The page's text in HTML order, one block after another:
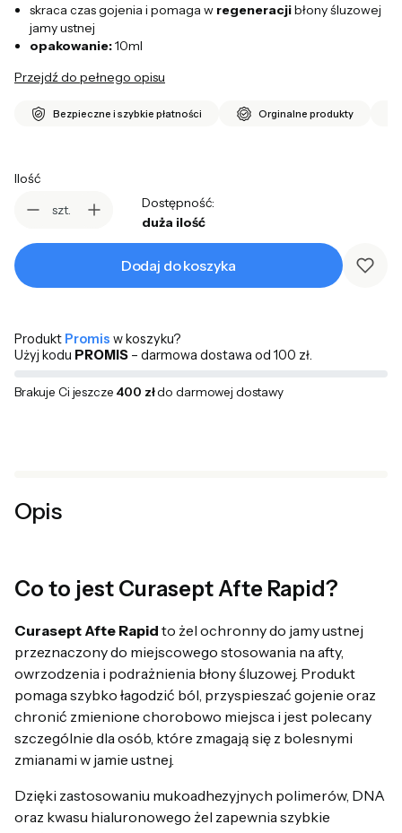
skraca czas gojenia i pomaga w regeneracjibłony śluzowej
jamy ustnej
opakowanie:10ml
Przejdź do pełnego opisu
Bezpieczne i szybkie płatności Orginalne produkty
Ilość
szt.
Dostępność:
duża ilość
Dodaj do koszyka
Produkt Promis w koszyku?
Użyj kodu PROMIS – darmowa dostawa od 100 zł.
Brakuje Ci jeszcze 400 złdo darmowej dostawy
Opis
Co to jest Curasept Afte Rapid?
Curasept Afte Rapid to żel ochronny do jamy ustnej
przeznaczony do miejscowego stosowania na afty,
owrzodzenia i podrażnienia błony śluzowej. Produkt
pomaga szybko łagodzić ból, przyspieszać gojenie oraz
chronić zmienione chorobowo miejsca i jest polecany
szczególnie dla osób, które zmagają się z bolesnymi
zmianami w jamie ustnej.
Dzięki zastosowaniu mukoadhezyjnych polimerów, DNA
oraz kwasu hialuronowego żel zapewnia szybkie